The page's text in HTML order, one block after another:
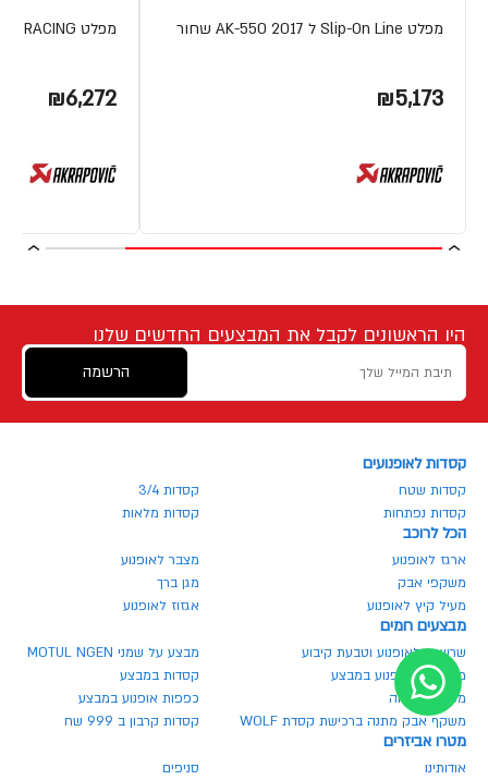
מפלט Slip-On Line ל AK-550 2017 שחור
₪5,173
מפלט RACING טיטניום YZF-R125 17
₪6,272
היו הראשונים לקבל את המבצעים החדשים שלנו
הרשמה
קסדות לאופנועים
קסדות שטח
קסדות 3/4
קסדות נפתחות
קסדות מלאות
הכל לרוכב
ארגז לאופנוע
מצבר לאופנוע
משקפי אבק
מגן ברך
מעיל קיץ לאופנוע
אגזוז לאופנוע
מבצעים חמים
שרשרת לאופנוע וטבעת קיבוע
מבצע על שמני MOTUL NGEN
מנעולים לאופנוע במבצע
קסדות במבצע
משקף בהנחה
כפפות אופנוע במבצע
משקף אבק מתנה ברכישת קסדת WOLF
קסדות קרבון ב 999 שח
מטרו אביזרים
אודותינו סניפים